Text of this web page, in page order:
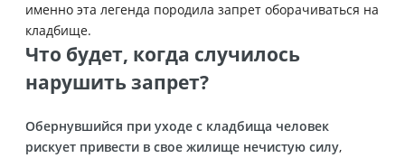
именно эта легенда породила запрет оборачиваться на
кладбище.
Что будет, когда случилось
нарушить запрет?
Обернувшийся при уходе с кладбища человек
рискует привести в свое жилище нечистую силу,